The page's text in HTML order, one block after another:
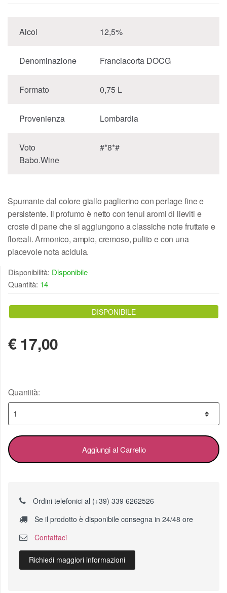
Alcol 12,5%
Denominazione Franciacorta DOCG
Formato 0,75 L
Provenienza Lombardia
Voto
Babo.Wine
#*8*#
Spumante dal colore giallo paglierino con perlage fine e
persistente. Il profumo è netto con tenui aromi di lieviti e
croste di pane che si aggiungono a classiche note fruttate e
floreali. Armonico, ampio, cremoso, pulito e con una
piacevole nota acidula.
Disponibilità: Disponibile
Quantità: 14
DISPONIBILE
€ 17,00
Quantità:
Aggiungi al Carrello
Ordini telefonici al (+39) 339 6262526
Se il prodotto è disponibile consegna in 24/48 ore
Contattaci
Richiedi maggiori informazioni